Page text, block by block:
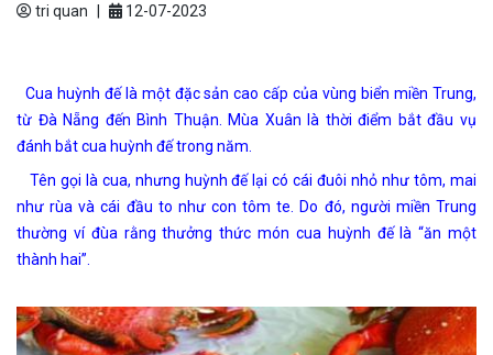
tri quan 12-07-2023
Cua huỳnh đế là một đặc sản cao cấp của vùng biển miền Trung,
từ Đà Nẵng đến Bình Thuận. Mùa Xuân là thời điểm bắt đầu vụ
đánh bắt cua huỳnh đế trong năm.
Tên gọi là cua, nhưng huỳnh đế lại có cái đuôi nhỏ như tôm, mai
như rùa và cái đầu to như con tôm te. Do đó, người miền Trung
thường ví đùa rằng thưởng thức món cua huỳnh đế là “ăn một
thành hai”.